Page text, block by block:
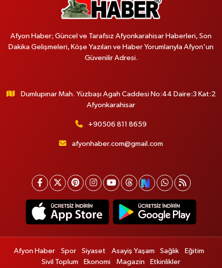
Afyon Haber; Güncel ve Tarafsız Afyonkarahisar Haberleri, Son
Dakika Gelişmeleri, Köşe Yazıları ve Haber Yorumlarıyla Afyon'un
Güvenilir Adresi.
Dumlupınar Mah. Yüzbaşı Agah Caddesi No:44 Daire:3 Kat:2
Afyonkarahisar
+90506 811 8659
afyonhaber.com@gmail.com
Afyon Haber Spor Siyaset Asayiş Yaşam Sağlık
Eğitim
Sivil Toplum
Ekonomi Magazin Etkinlikler